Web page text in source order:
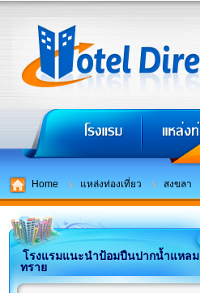
Home แหล่งท่องเที่ยว สงขลา
โรงแรมแนะนำป้อมปืนปากน้ำแหลม
ทราย